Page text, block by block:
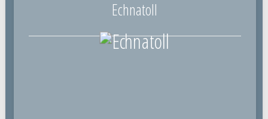
Echnatoll